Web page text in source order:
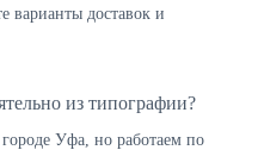
варианты доставок и
из типографии?
Уфа, но работаем по